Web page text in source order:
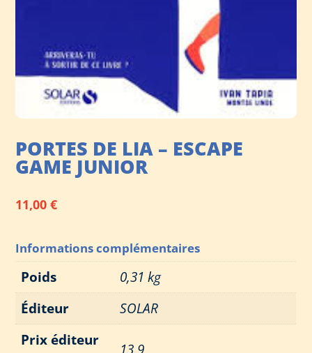
PORTES DE LIA – ESCAPE
GAME JUNIOR
11,00€
Informations complémentaires
Poids
0,31 kg
Éditeur
SOLAR
Prix éditeur